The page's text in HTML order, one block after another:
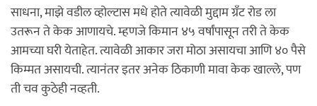
साधना, माझे वडील व्होल्टास मधे होते त्यावेळी मुद्दाम ग्रँट रोड ला
उतरून ते केक आणायचे. म्हणजे किमान ४५ वर्षांपासून तरी ते केक
आमच्या घरी येताहेत. त्यावेळी आकार जरा मोठा असायचा आणि ४० पैसे
किम्मत असायची. त्यानंतर इतर अनेक ठिकाणी मावा केक खाल्ले, पण
ती चव कुठेही नव्हती.